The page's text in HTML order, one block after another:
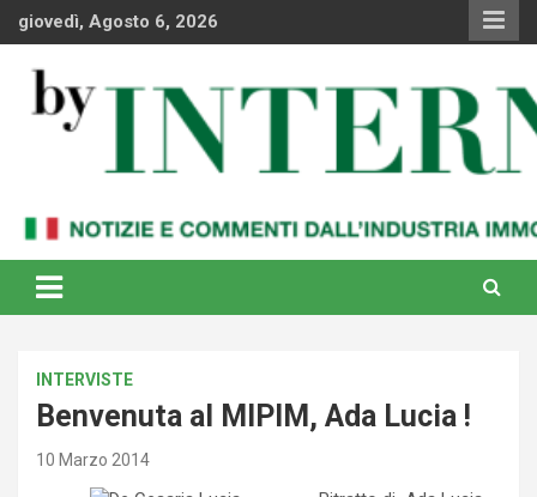
Skipgiovedì, Agosto 6, 2026
By Internews
internazionale
INTERVISTE
Benvenuta al MIPIM, Ada Lucia !
10 Marzo 2014